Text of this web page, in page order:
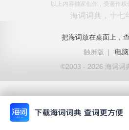
以上内容独家创作，受著作权
海词词典，十七
把海词放在桌面上，
触屏版
|
电
©2003 - 2026 海词词